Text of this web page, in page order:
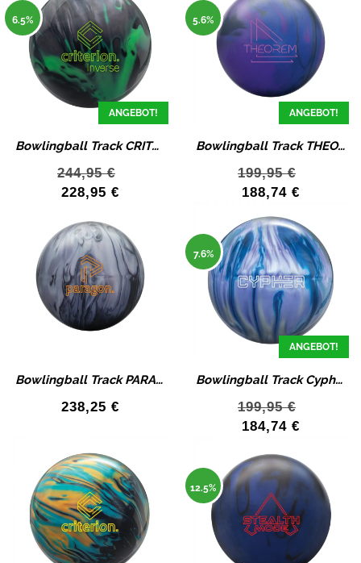
ANGEBOT!
6.5%
Bowlingball Track CRITERION INVERSE Bowlingkugel
244,95€
228,95 €
ANGEBOT!
5.6%
Bowlingball Track THEOREM SOLID HK22C Bowlingkugel
199,95€
188,74 €
Bowlingball Track PARAGON SHADOW Bowlingkugel
238,25 €
ANGEBOT!
7.6%
Bowlingball Track Cypher Pearl Bowlingkugel
199,95€
184,74 €
12.5%